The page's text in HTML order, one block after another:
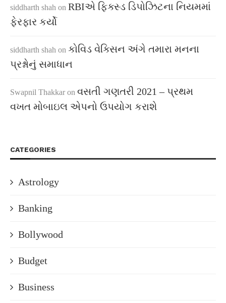
siddharth shah on RBIએ ફિક્સ્ડ ડિપોઝિટના નિયમમાં
ફેરફાર કર્યો
siddharth shah on કોવિડ વેક્સિન અંગે તમારા મનના
પ્રશ્નોનું સમાધાન
Swapnil Thakkar on વસતી ગણતરી 2021 – પ્રથમ
વખત મોબાઇલ એપનો ઉપયોગ કરાશે
CATEGORIES
Astrology
Banking
Bollywood
Budget
Business